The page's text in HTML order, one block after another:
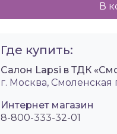
В
Где купить:
Салон Lapsi в ТДК
г. Москва, Смоленская
Интернет магазин
8-800-333-32-01